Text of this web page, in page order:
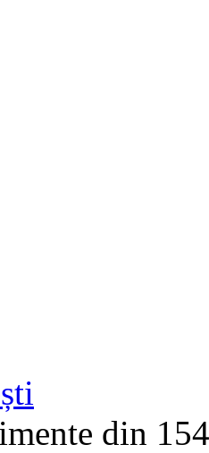
din